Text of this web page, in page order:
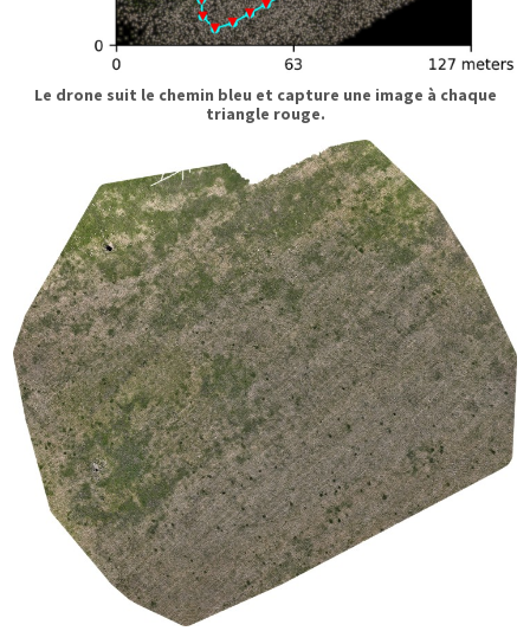
Le drone suit le chemin bleu et capture une image à chaque
triangle rouge.